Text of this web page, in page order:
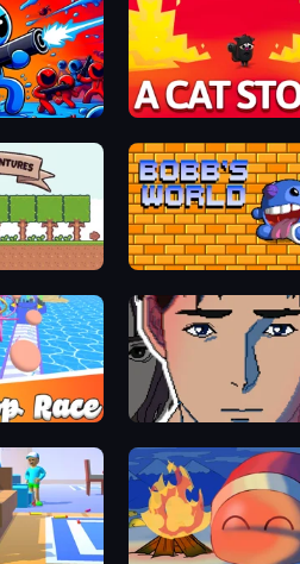
Cute Army: A Cat Story
Bobb's World
Breaking the Silent Lies